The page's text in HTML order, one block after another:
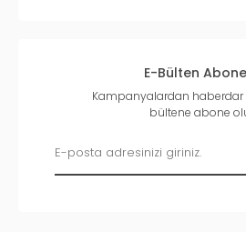
E-Bülten
Kampanyalardan
bültene abone